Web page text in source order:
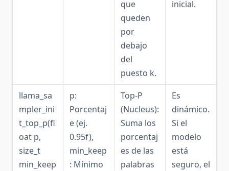
que
queden
por
debajo
del
puesto k.
inicial.
llama_sa
mpler_ini
t_top_p(fl
oat p,
size_t
min_keep
p:
Porcentaj
e (ej.
0.95f),
min_keep
: Mínimo
Top-P
(Nucleus):
Suma los
porcentaj
es de las
palabras
Es
dinámico.
Si el
modelo
está
seguro, el